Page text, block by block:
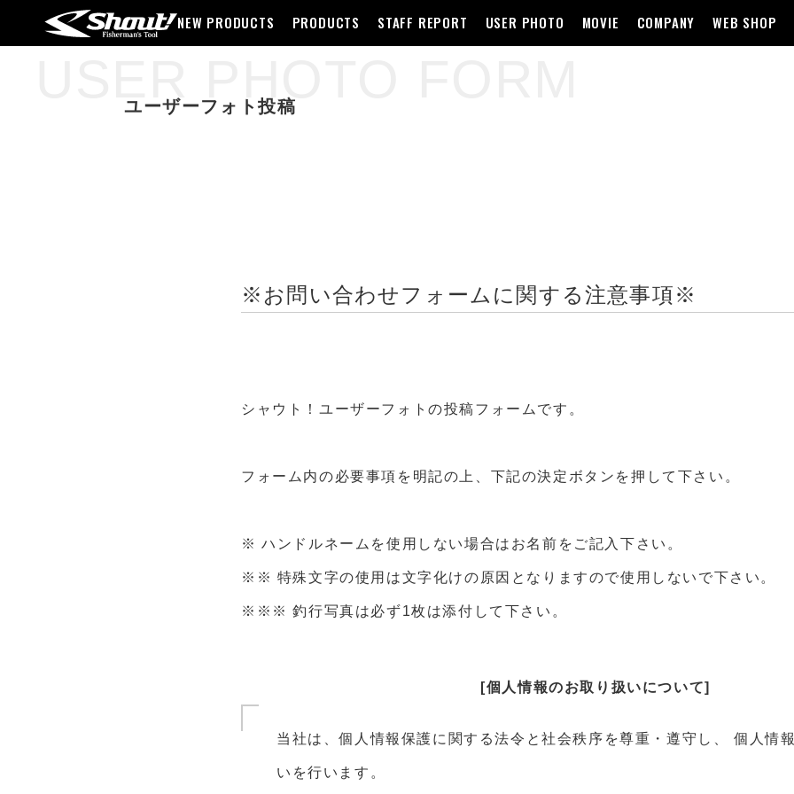
NEW PRODUCTS PRODUCTS STAFF REPORT USER PHOTO MOVIE COMPANY WEB SHOP
ユーザーフォト投稿
※お問い合わせフォームに関する注意事項※
シャウト！ユーザーフォトの投稿フォームです。
フォーム内の必要事項を明記の上、下記の決定ボタンを押して下さい。
※ ハンドルネームを使用しない場合はお名前をご記入下さい。
※※ 特殊文字の使用は文字化けの原因となりますので使用しないで下さい。
※※※ 釣行写真は必ず1枚は添付して下さい。
[個人情報のお取り扱いについて]
当社は、個人情報保護に関する法令と社会秩序を尊重・遵守し、 個人情
いを行います。